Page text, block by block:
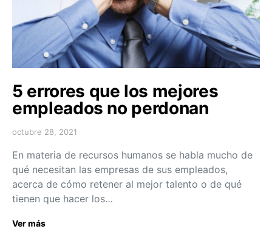
5 errores que los mejores
empleados no perdonan
octubre 28, 2021
En materia de recursos humanos se habla mucho de
qué necesitan las empresas de sus empleados,
acerca de cómo retener al mejor talento o de qué
tienen que hacer los…
Ver más